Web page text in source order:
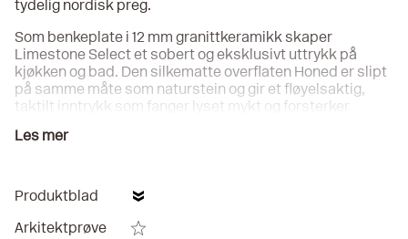
tydelig nordisk preg.
Som benkeplate i 12 mm granittkeramikk skaper
Limestone Select et sobert og eksklusivt uttrykk på
kjøkken og bad. Den silkematte overflaten Honed er slipt
på samme måte som naturstein og gir et fløyelsaktig,
taktilt inntrykk som fanger lyset mykt og forsterker
benkeplaten, som antall uttak til blandebatterier, vasker
og komfyrtopper, ønsket kantbearbeiding samt
materialforbruk, er faktorer som påvirker den endelige
Les mer
Produktblad
Arkitektprøve